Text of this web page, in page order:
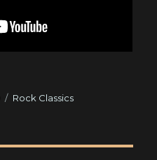
Kategorien
Rock Classics